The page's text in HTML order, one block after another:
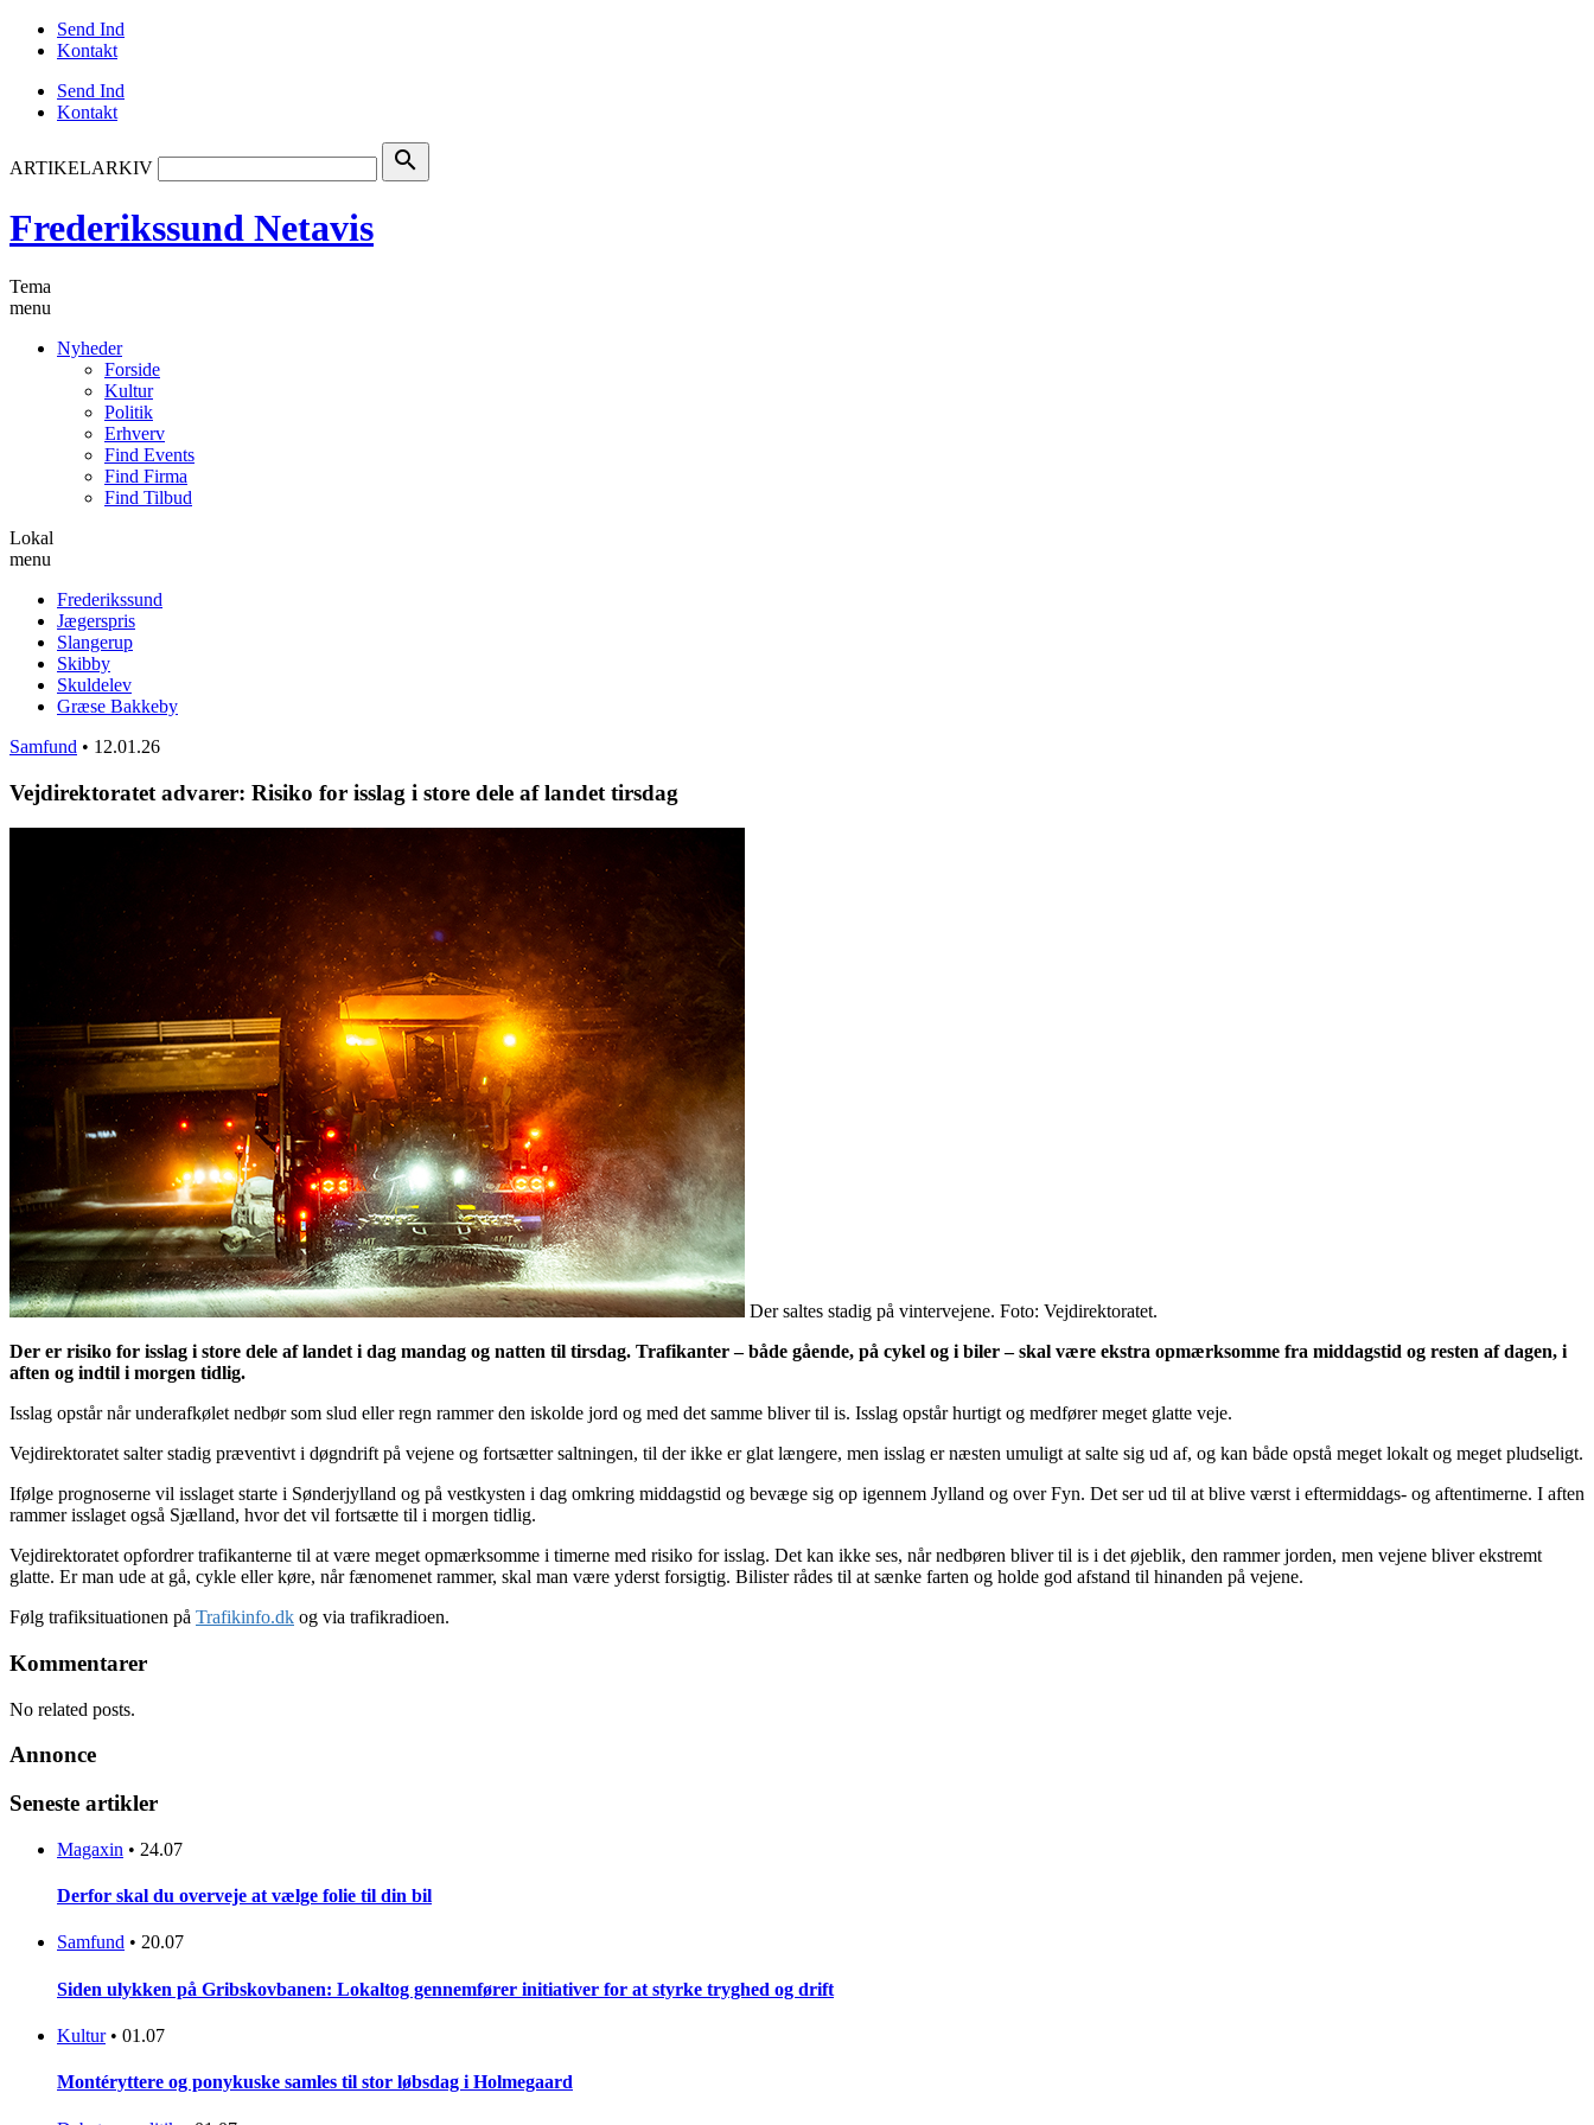
Send Ind
Kontakt
Send Ind
Kontakt
ARTIKELARKIV search
Frederikssund Netavis
Tema
menu
Nyheder
Forside
Kultur
Politik
Erhverv
Find Events
Find Firma
Find Tilbud
Lokal
menu
Frederikssund
Jægerspris
Slangerup
Skibby
Skuldelev
Græse Bakkeby
Samfund • 12.01.26
Vejdirektoratet advarer: Risiko for isslag i store dele af landet tirsdag
Der saltes stadig på vintervejene. Foto: Vejdirektoratet.
Der er risiko for isslag i store dele af landet i dag mandag og natten til tirsdag. Trafikanter – både gående, på cykel og i biler – skal være ekstra opmærksomme fra middagstid og resten af dagen, i
aften og indtil i morgen tidlig.
Isslag opstår når underafkølet nedbør som slud eller regn rammer den iskolde jord og med det samme bliver til is. Isslag opstår hurtigt og medfører meget glatte veje.
Vejdirektoratet salter stadig præventivt i døgndrift på vejene og fortsætter saltningen, til der ikke er glat længere, men isslag er næsten umuligt at salte sig ud af, og kan både opstå meget lokalt og meget pludseligt.
Ifølge prognoserne vil isslaget starte i Sønderjylland og på vestkysten i dag omkring middagstid og bevæge sig op igennem Jylland og over Fyn. Det ser ud til at blive værst i eftermiddags- og aftentimerne. I aften
rammer isslaget også Sjælland, hvor det vil fortsætte til i morgen tidlig.
Vejdirektoratet opfordrer trafikanterne til at være meget opmærksomme i timerne med risiko for isslag. Det kan ikke ses, når nedbøren bliver til is i det øjeblik, den rammer jorden, men vejene bliver ekstremt
glatte. Er man ude at gå, cykle eller køre, når fænomenet rammer, skal man være yderst forsigtig. Bilister rådes til at sænke farten og holde god afstand til hinanden på vejene.
Følg trafiksituationen på Trafikinfo.dk og via trafikradioen.
Kommentarer
No related posts.
Annonce
Seneste artikler
Magaxin • 24.07
Derfor skal du overveje at vælge folie til din bil
Samfund • 20.07
Siden ulykken på Gribskovbanen: Lokaltog gennemfører initiativer for at styrke tryghed og drift
Kultur • 01.07
Montéryttere og ponykuske samles til stor løbsdag i Holmegaard